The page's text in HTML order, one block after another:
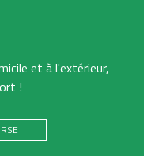
et à l'extérieur,
!